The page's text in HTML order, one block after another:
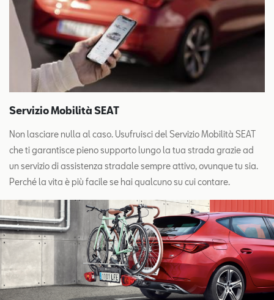
Servizio Mobilità SEAT
Non lasciare nulla al caso. Usufruisci del Servizio Mobilità SEAT
che ti garantisce pieno supporto lungo la tua strada grazie ad
un servizio di assistenza stradale sempre attivo, ovunque tu sia.
Perché la vita è più facile se hai qualcuno su cui contare.